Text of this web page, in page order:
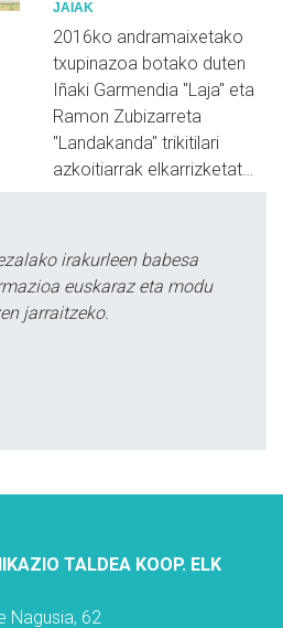
JAIAK
2016ko andramaixetako
txupinazoa botako duten
Iñaki Garmendia "Laja" eta
Ramon Zubizarreta
"Landakanda" trikitilari
azkoitiarrak elkarrizketat…
irakurleen babesa
euskaraz eta modu
jarraitzeko.
TALDEA KOOP. ELK
Nagusia, 62